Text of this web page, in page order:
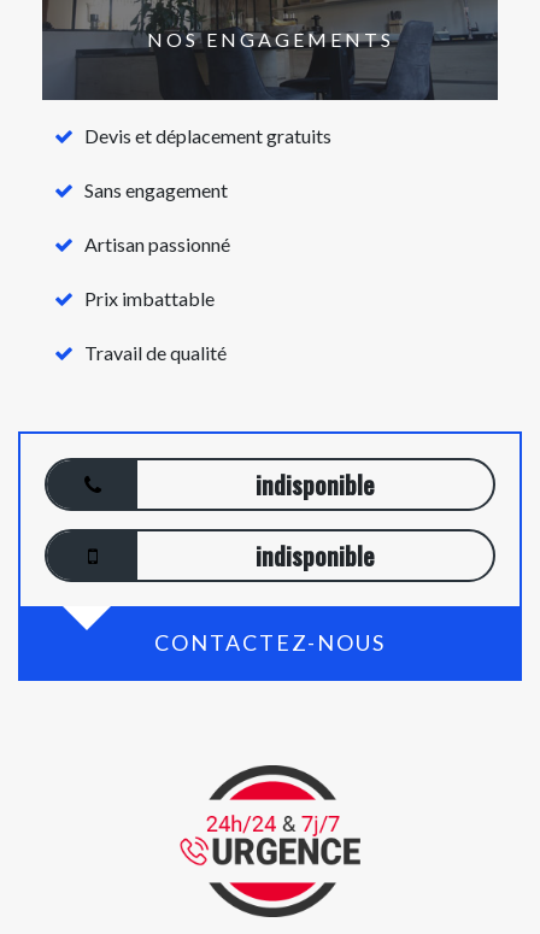
NOS ENGAGEMENTS
Devis et déplacement gratuits
Sans engagement
Artisan passionné
Prix imbattable
Travail de qualité
indisponible
indisponible
CONTACTEZ-NOUS